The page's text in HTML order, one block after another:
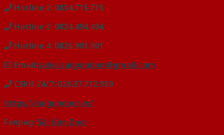
Hotline 2: 0834.715.715
Hotline 3: 0834.494.494
Hotline 4: 0826.901.901
Email:sales.saigondoor@gmail.com
CSKH 24/7: 028.37.712.989
https://saigondoor.vn/
Fanpag: Sài Gòn Door